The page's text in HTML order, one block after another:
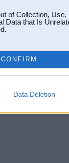
of Collection,
Data that Is
CONFIRM
Data Deletion